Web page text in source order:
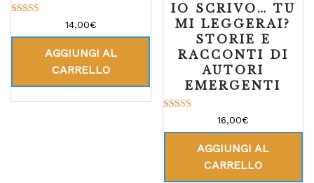
su 5
14,00€
AGGIUNGI AL
CARRELLO
IO SCRIVO… TU
MI LEGGERAI?
STORIE E
RACCONTI DI
AUTORI
EMERGENTI
su 5
16,00€
AGGIUNGI AL
CARRELLO